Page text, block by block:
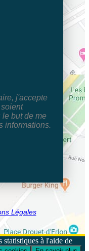
j'accepte
but de me
informations.
Légales
statistiques à l'aide de